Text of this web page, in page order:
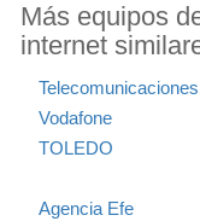
Más equipos
internet
Telecomunicaciones
Vodafone
TOLEDO
Agencia Efe